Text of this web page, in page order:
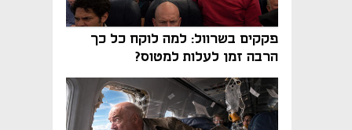
פקקים בשרוול: למה לוקח כל כך
הרבה זמן לעלות למטוס?